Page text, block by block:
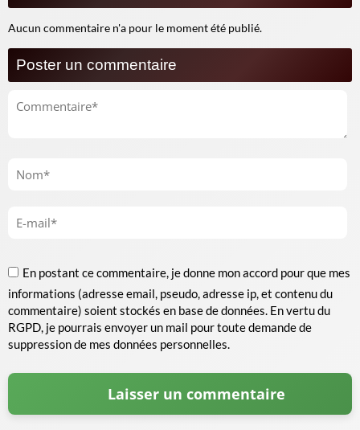
Aucun commentaire n'a pour le moment été publié.
Poster un commentaire
En postant ce commentaire, je donne mon accord pour que mes
informations (adresse email, pseudo, adresse ip, et contenu du
commentaire) soient stockés en base de données. En vertu du
RGPD, je pourrais envoyer un mail pour toute demande de
suppression de mes données personnelles.